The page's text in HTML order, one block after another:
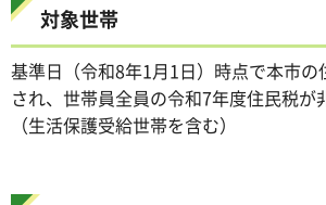
対象世帯
基準日（令和8年1月1日）時点で本市
され、世帯員全員の令和7年度住民税が
（生活保護受給世帯を含む）